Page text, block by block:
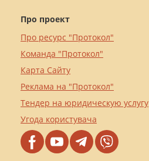
Про проект
Про ресурс "Протокол"
Команда "Протокол"
Карта Сайту
Реклама на "Протокол"
Тендер на юридическую услугу
Угода користувача